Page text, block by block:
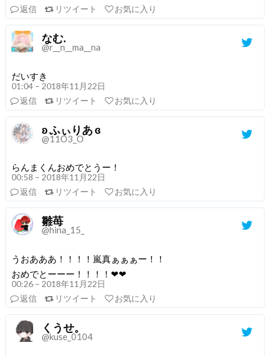
返信
リツイート お気に入り
なむ.
@r__n__ma__na
だいすき
01:04 – 2018年11月22日
返信
リツイート お気に入り
ʚ ふぃりあ ɞ
@11O3_O
らんまくんおめでとうー！
00:58 – 2018年11月22日
返信
リツイート お気に入り
雛苺
@hina_15_
うおあああ！！！！嵐真ぁぁぁー！！
おめでとーーー！！！！❤❤
00:26 – 2018年11月22日
返信
リツイート お気に入り
くうせ。
@kuse_0104